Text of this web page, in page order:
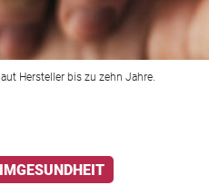
Hersteller bis zu zehn Jahre.